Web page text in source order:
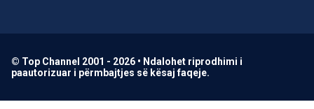
© Top Channel 2001 - 2026 • Ndalohet riprodhimi i
paautorizuar i përmbajtjes së kësaj faqeje.